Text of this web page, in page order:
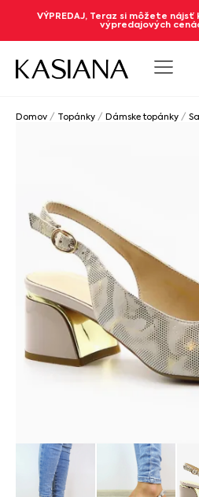
VÝPREDAJ, Teraz si môžete
výpredajových
Domov / Topánky / Dámske topánky /